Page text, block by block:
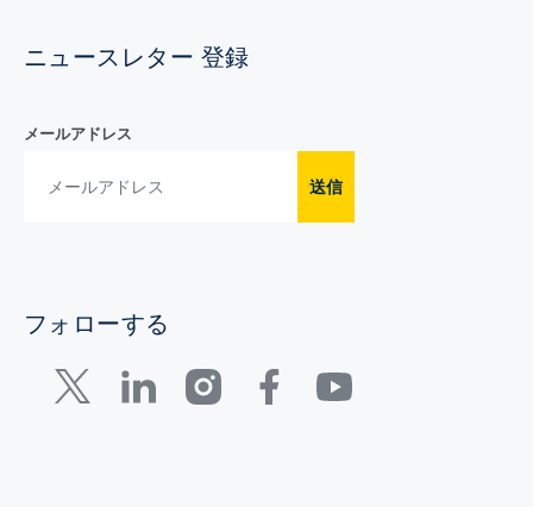
ニュースレター 登録
メールアドレス
送信
フォローする